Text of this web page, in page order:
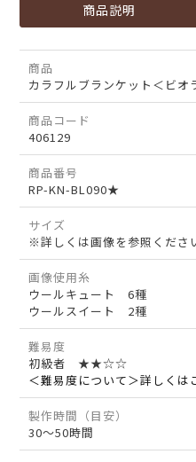
商品説明
商品
カラフルブランケット＜ビオ
商品コード
406129
商品番号
RP-KN-BL090★
サイズ
※詳しくは画像を参照くださ
画像使用糸
ウールキュート 6種
ウールスイート 2種
難易度
初級者 ★★☆☆
＜難易度について＞詳しくは
製作時間（目安）
30～50時間